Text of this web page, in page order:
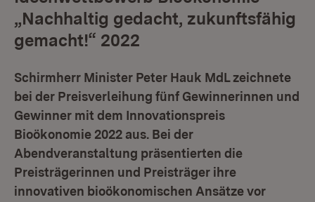
„Nachhaltig gedacht, zukunftsfähig
gemacht!“ 2022
Schirmherr Minister Peter Hauk MdL zeichnete
bei der Preisverleihung fünf Gewinnerinnen und
Gewinner mit dem Innovationspreis
Bioökonomie 2022 aus. Bei der
Abendveranstaltung präsentierten die
Preisträgerinnen und Preisträger ihre
innovativen bioökonomischen Ansätze vor